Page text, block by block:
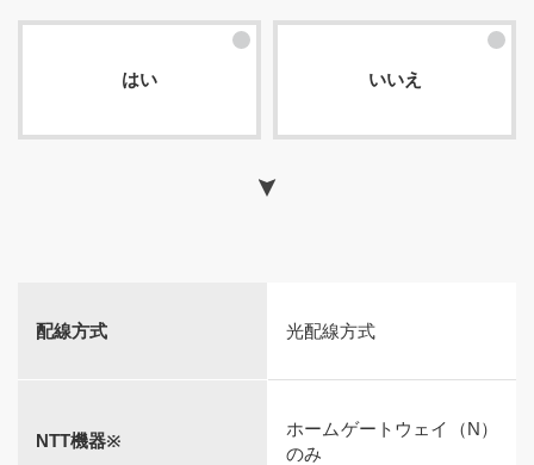
はい いいえ
配線方式 光配線方式
NTT機器※
ホームゲートウェイ（N）
のみ